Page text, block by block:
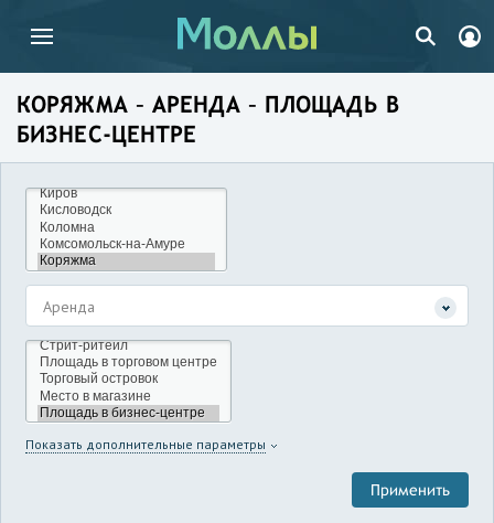
КОРЯЖМА – АРЕНДА – ПЛОЩАДЬ В
БИЗНЕС-ЦЕНТРЕ
Аренда
Показать дополнительные параметры